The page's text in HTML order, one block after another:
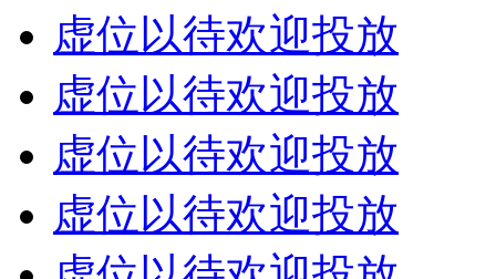
虚位以待欢迎投放
虚位以待欢迎投放
虚位以待欢迎投放
虚位以待欢迎投放